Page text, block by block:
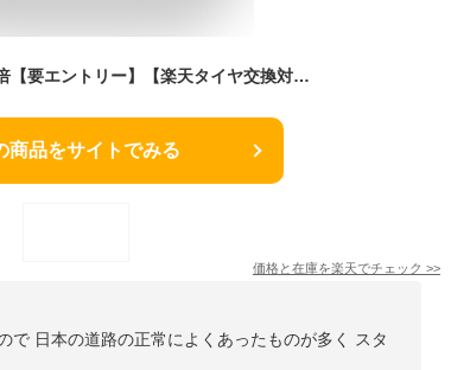
期間中P6倍！最大17倍【要エントリー】【楽天タイヤ交換対応】 【2022年製】 YOKOHAMA 275/45R20 110T iceGUARD SUV G075 アイスガード ヨコハマタイヤ スタッドレス 冬タイヤ 雪 氷 アイスバーン 1本
商品をサイトでみる
価格と在庫を楽天でチェック >>
で 日本の道路の正常によくあったものが多く スタ